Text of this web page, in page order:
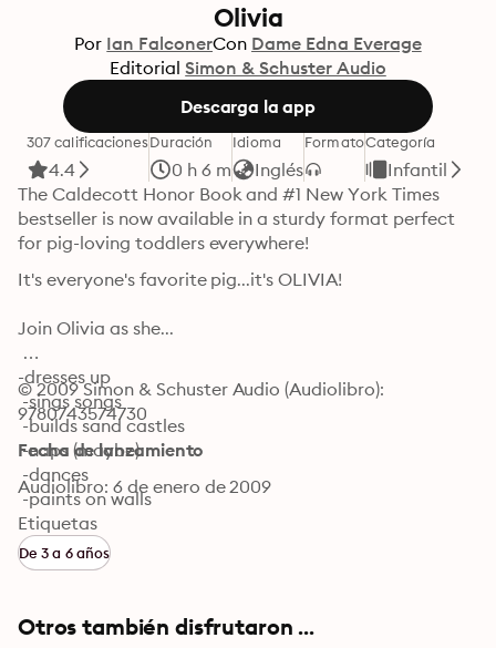
Olivia
Por Ian FalconerCon Dame Edna Everage
Editorial Simon & Schuster Audio
Descarga la app
307 calificaciones
4.4
Duración
0 h 6 m
Idioma
Inglés
FormatoCategoría
Infantil
The Caldecott Honor Book and #1 New York Times
bestseller is now available in a sturdy format perfect
for pig-loving toddlers everywhere!
It's everyone's favorite pig...it's OLIVIA!
Join Olivia as she...
-dresses up
-sings songs
-builds sand castles
-naps (maybe)
-dances
-paints on walls
-and—whew!—
...finally goes to sleep at last.
© 2009 Simon & Schuster Audio (Audiolibro):
9780743574730
Fecha de lanzamiento
Audiolibro: 6 de enero de 2009
Etiquetas
De 3 a 6 años
Otros también disfrutaron ...